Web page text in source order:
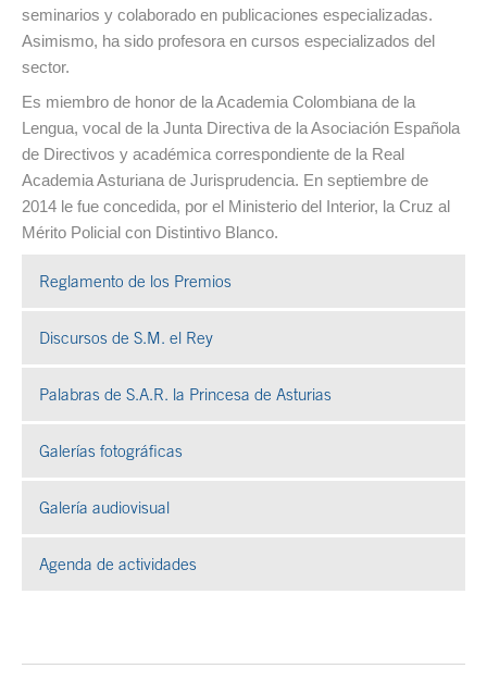
seminarios y colaborado en publicaciones especializadas.
Asimismo, ha sido profesora en cursos especializados del
sector.
Es miembro de honor de la Academia Colombiana de la
Lengua, vocal de la Junta Directiva de la Asociación Española
de Directivos y académica correspondiente de la Real
Academia Asturiana de Jurisprudencia. En septiembre de
2014 le fue concedida, por el Ministerio del Interior, la Cruz al
Mérito Policial con Distintivo Blanco.
Reglamento de los Premios
Discursos de S.M. el Rey
Palabras de S.A.R. la Princesa de Asturias
Galerías fotográficas
Galería audiovisual
Agenda de actividades